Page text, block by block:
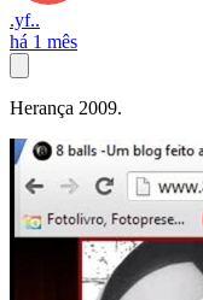
.yf..
há 1 mês
Herança 2009.